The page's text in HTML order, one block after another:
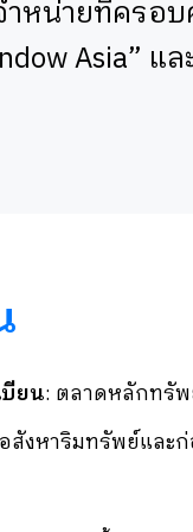
หน่ายที่ครอ
Asia” แ
ยน: ตลาดหลักทรัพ
สังหาริมทรัพย์และ